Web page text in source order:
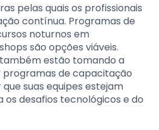
pelas quais os profissionais
contínua. Programas de
noturnos em
são opções viáveis.
estão tomando a
de capacitação
suas equipes estejam
desafios tecnológicos e do